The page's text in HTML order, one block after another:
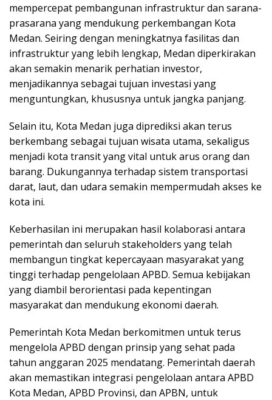
mempercepat pembangunan infrastruktur dan sarana-
prasarana yang mendukung perkembangan Kota
Medan. Seiring dengan meningkatnya fasilitas dan
infrastruktur yang lebih lengkap, Medan diperkirakan
akan semakin menarik perhatian investor,
menjadikannya sebagai tujuan investasi yang
menguntungkan, khususnya untuk jangka panjang.
Selain itu, Kota Medan juga diprediksi akan terus
berkembang sebagai tujuan wisata utama, sekaligus
menjadi kota transit yang vital untuk arus orang dan
barang. Dukungannya terhadap sistem transportasi
darat, laut, dan udara semakin mempermudah akses ke
kota ini.
Keberhasilan ini merupakan hasil kolaborasi antara
pemerintah dan seluruh stakeholders yang telah
membangun tingkat kepercayaan masyarakat yang
tinggi terhadap pengelolaan APBD. Semua kebijakan
yang diambil berorientasi pada kepentingan
masyarakat dan mendukung ekonomi daerah.
Pemerintah Kota Medan berkomitmen untuk terus
mengelola APBD dengan prinsip yang sehat pada
tahun anggaran 2025 mendatang. Pemerintah daerah
akan memastikan integrasi pengelolaan antara APBD
Kota Medan, APBD Provinsi, dan APBN, untuk